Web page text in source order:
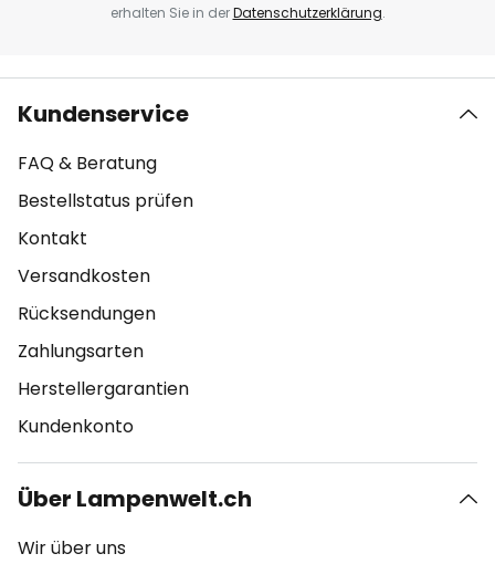
erhalten Sie in derDatenschutzerklärung.
Kundenservice
FAQ & Beratung
Bestellstatus prüfen
Kontakt
Versandkosten
Rücksendungen
Zahlungsarten
Herstellergarantien
Kundenkonto
Über Lampenwelt.ch
Wir über uns